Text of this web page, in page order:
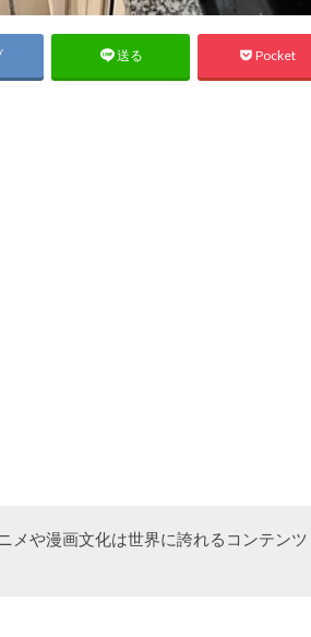
送る Pocket
メや漫画文化は世界に誇れるコンテンツ